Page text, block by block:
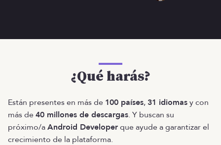
¿Qué harás?
Están presentes en más de 100 países, 31 idiomasy con
más de40 millones de descargas. Y buscan su
próximo/aAndroid Developerque ayude a garantizar el
crecimiento de la plataforma.